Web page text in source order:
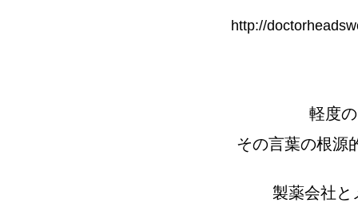
http://
軽度
その言葉の根源
製薬会社と